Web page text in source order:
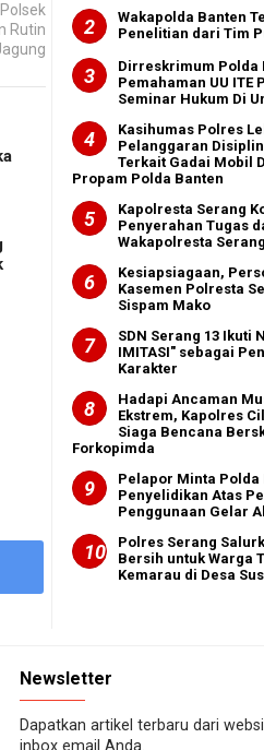
Rutin
Wakapolda Banten
Penelitian dari Tim
Dirreskrimum Polda
Pemahaman UU ITE
Seminar Hukum Di
Kasihumas Polres
Pelanggaran
Terkait Gadai Mobil
Propam Polda Banten
Kapolresta Serang
Penyerahan Tugas
Wakapolresta
Kesiapsiagaan,
Kasemen Polresta
Sispam Mako
SDN Serang 13 Ikuti
IMITASI" sebagai
Karakter
Hadapi Ancaman
Ekstrem, Kapolres
Siaga Bencana
Forkopimda
Pelapor Minta
Penyelidikan Atas
Penggunaan Gelar
Polres Serang
Bersih untuk Warga
Kemarau di Desa
Newsletter
Dapatkan artikel terbaru dari
inbox email Anda.